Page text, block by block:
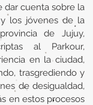
dar cuenta sobre la
los jóvenes de la
de Jujuy,
al Parkour,
en la ciudad,
trasgrediendo y
de desigualdad,
en estos procesos